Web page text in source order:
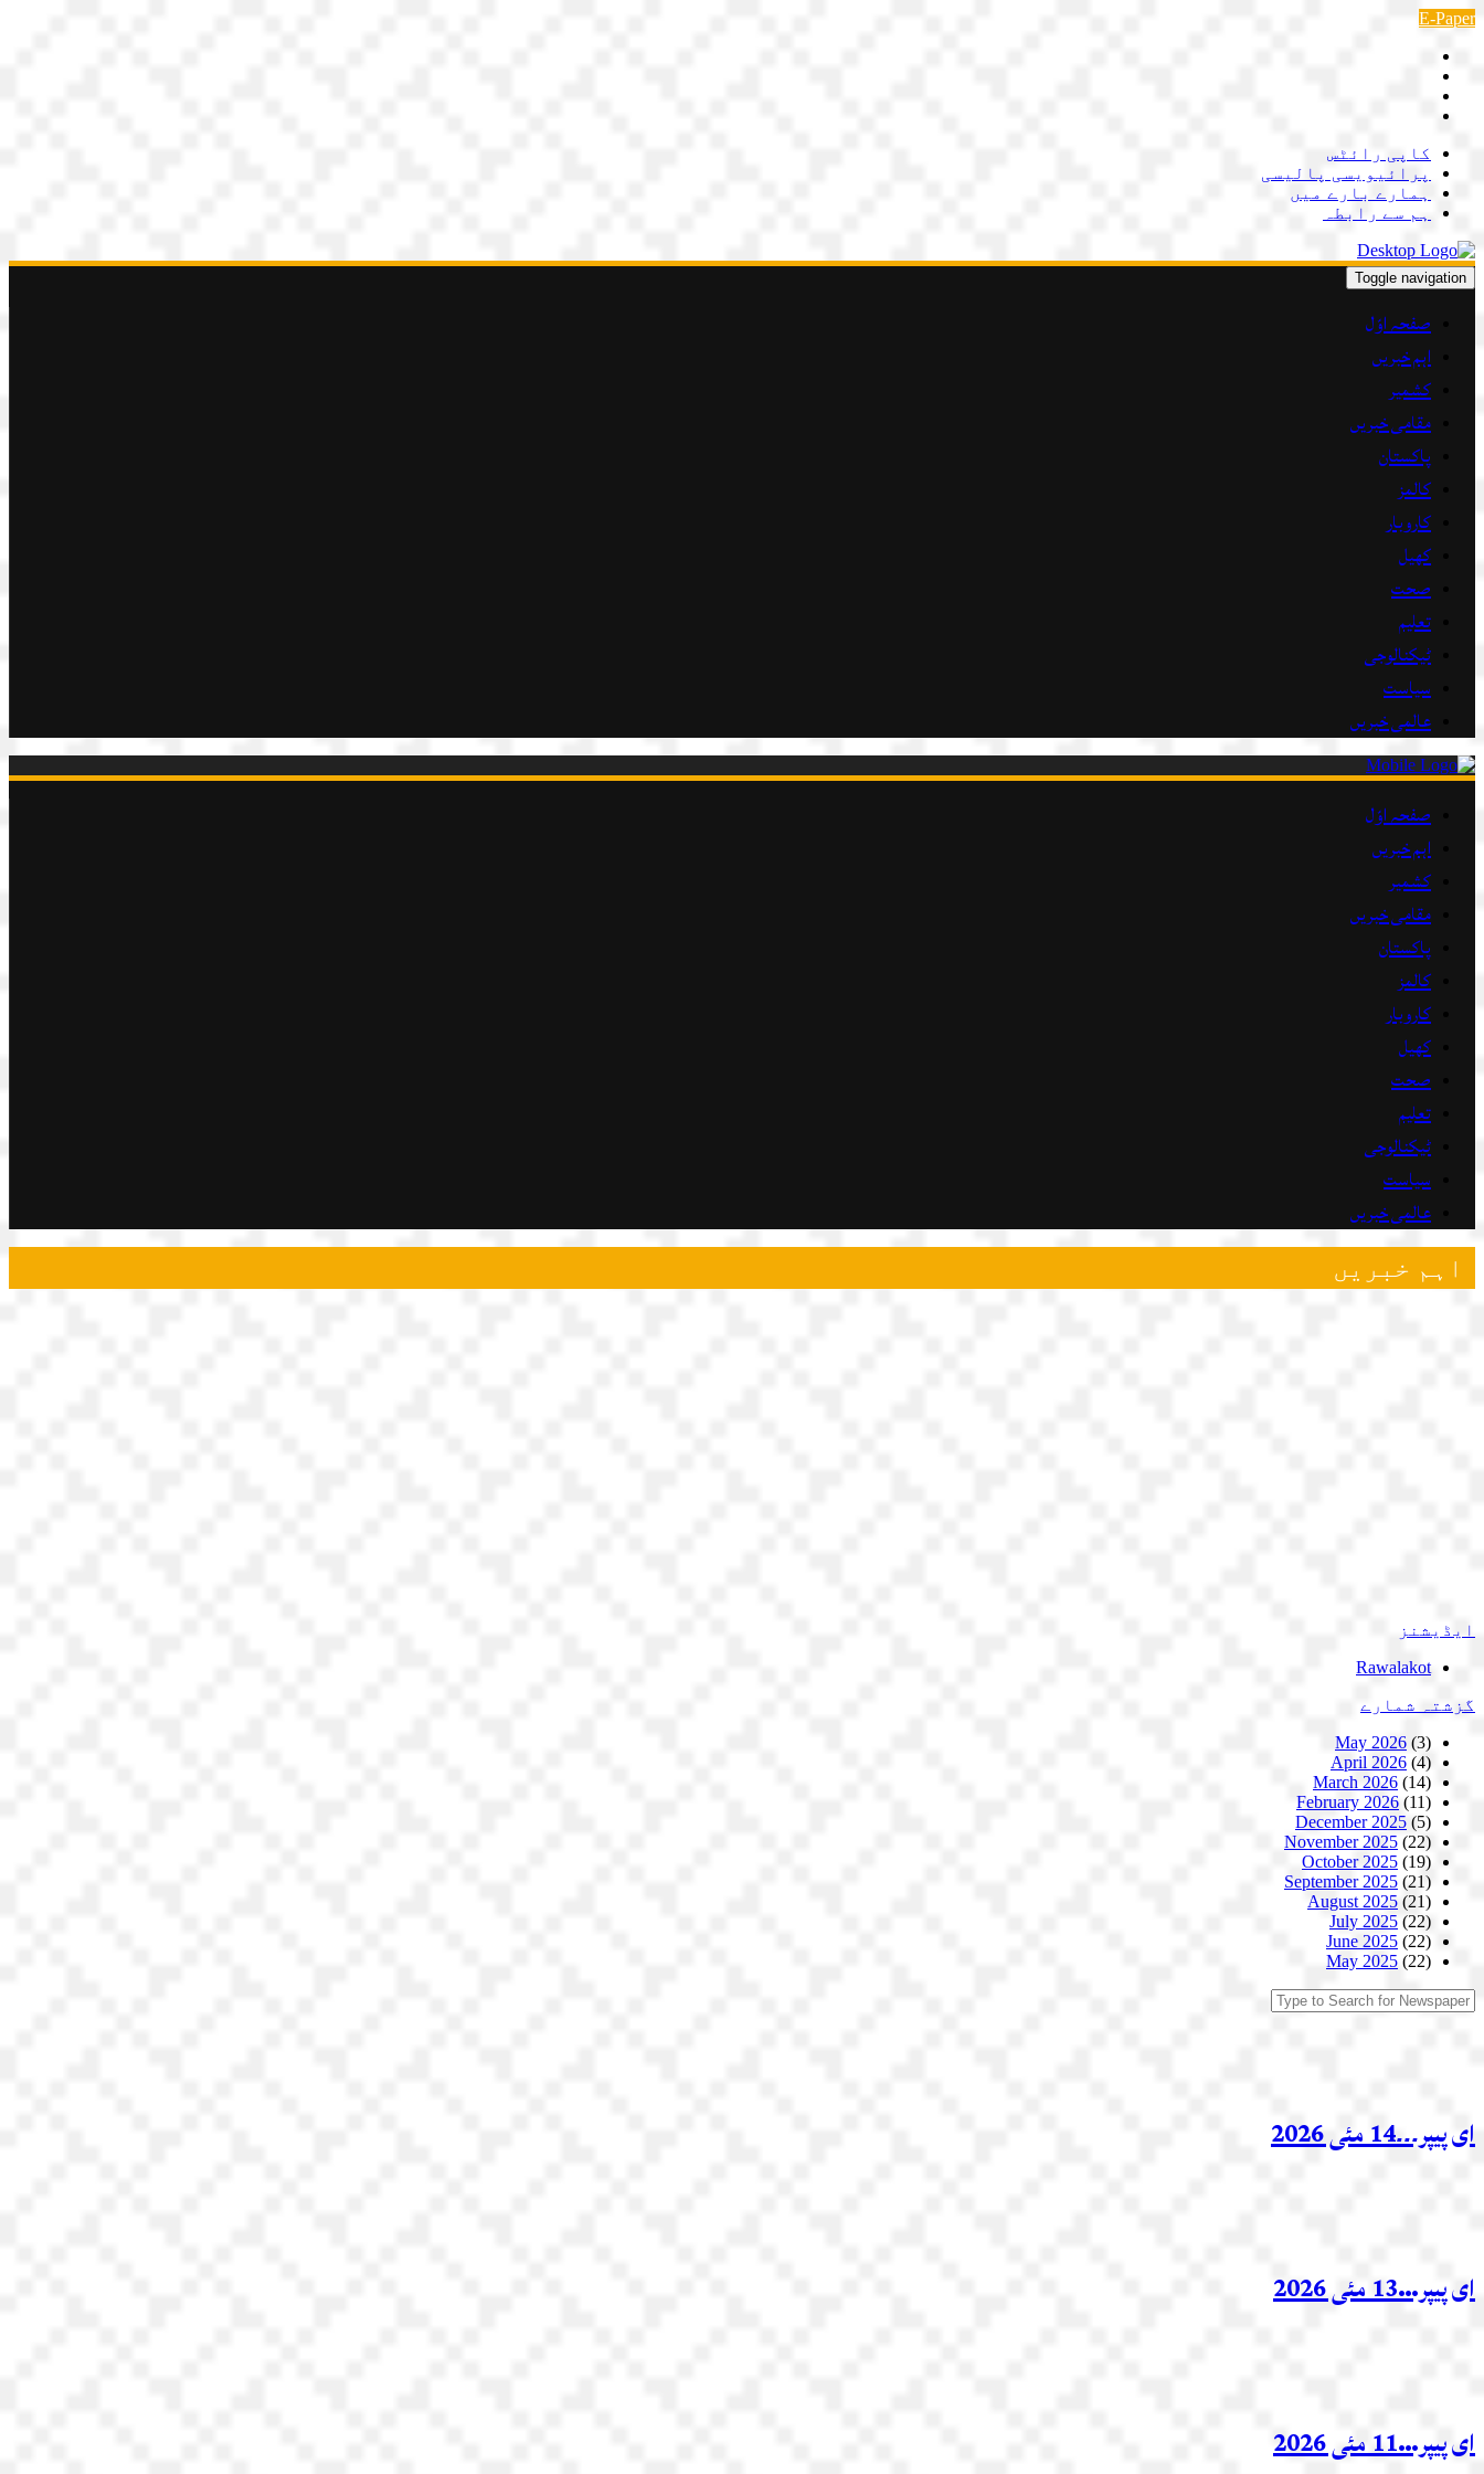
Skip
content
E-Paper
کاپی رائٹس
پرائیویسی پالیسی
ہمارے بارے میں
ہم سے رابطہ
Toggle navigation
صفحہ اوّل
اہم خبریں
کشمیر
مقامی خبریں
پاکستان
کالمز
کاروبار
کھیل
صحت
تعلیم
ٹیکنالوجی
سیاست
عالمی خبریں
صفحہ اوّل
اہم خبریں
کشمیر
مقامی خبریں
پاکستان
کالمز
کاروبار
کھیل
صحت
تعلیم
ٹیکنالوجی
سیاست
عالمی خبریں
اہم خبریں
ایڈیشنز
Rawalakot
گزشتہ شمارے
May 2026 (3)
April 2026 (4)
March 2026 (14)
February 2026 (11)
December 2025 (5)
November 2025 (22)
October 2025 (19)
September 2025 (21)
August 2025 (21)
July 2025 (22)
June 2025 (22)
May 2025 (22)
ای پیپر۔۔۔14 مئی 2026
ای پیپر…13 مئی 2026
ای پیپر…11 مئی 2026